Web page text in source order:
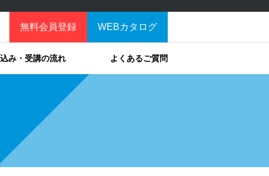
無料会員登録 WEBカタログ
み・受講の流れ よくあるご質問